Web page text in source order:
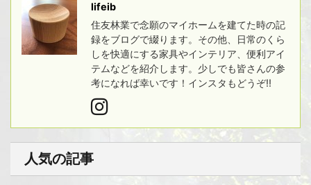
lifeib
住友林業で念願のマイホームを建てた時の記
録をブログで綴ります。その他、日常のくら
しを快適にする家具やインテリア、便利アイ
テムなどを紹介します。少しでも皆さんの参
考になれば幸いです！インスタもどうぞ!!
人気の記事